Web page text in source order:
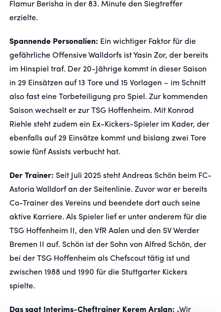
Flamur Berisha in der 83. Minute den Siegtreffer
erzielte.
Spannende Personalien: Ein wichtiger Faktor für die
gefährliche Offensive Walldorfs ist Yasin Zor, der bereits
im Hinspiel traf. Der 20-Jährige kommt in dieser Saison
in 29 Einsätzen auf 13 Tore und 15 Vorlagen – im Schnitt
also fast eine Torbeteiligung pro Spiel. Zur kommenden
Saison wechselt er zur TSG Hoffenheim. Mit Konrad
Riehle steht zudem ein Ex-Kickers-Spieler im Kader, der
ebenfalls auf 29 Einsätze kommt und bislang zwei Tore
sowie fünf Assists verbucht hat.
Der Trainer: Seit Juli 2025 steht Andreas Schön beim FC-
Astoria Walldorf an der Seitenlinie. Zuvor war er bereits
Co-Trainer des Vereins und beendete dort auch seine
aktive Karriere. Als Spieler lief er unter anderem für die
TSG Hoffenheim II, den VfR Aalen und den SV Werder
Bremen II auf. Schön ist der Sohn von Alfred Schön, der
bei der TSG Hoffenheim als Chefscout tätig ist und
zwischen 1988 und 1990 für die Stuttgarter Kickers
spielte.
Das sagt Interims-Cheftrainer Kerem Arslan: „Wir